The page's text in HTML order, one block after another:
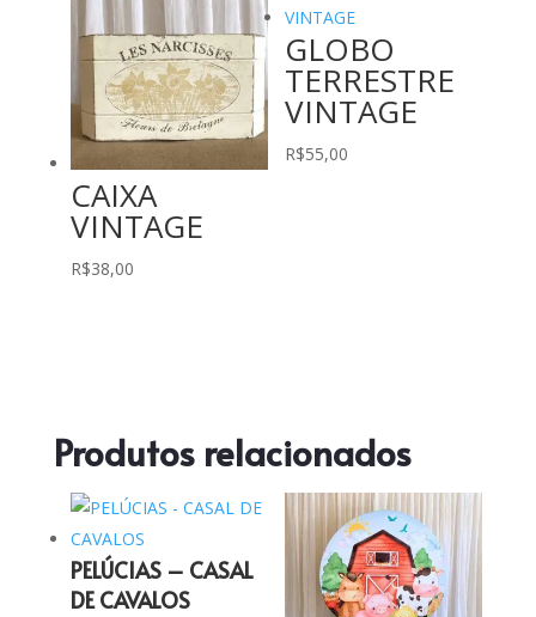
CAIXA
VINTAGE
R$38,00
GLOBO
TERRESTRE
VINTAGE
R$55,00
Produtos relacionados
PELÚCIAS – CASAL
DE CAVALOS